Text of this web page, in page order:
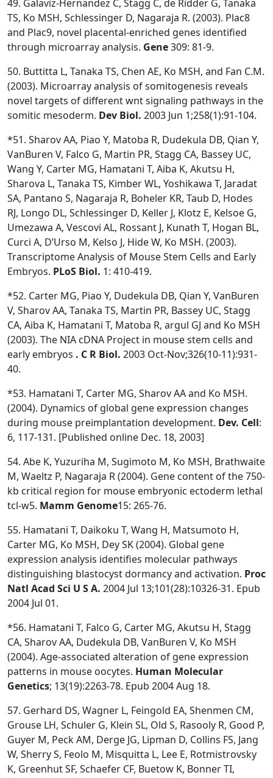
49. Galaviz-Hernandez C, Stagg C, de Ridder G, Tanaka
TS, Ko MSH, Schlessinger D, Nagaraja R. (2003). Plac8
and Plac9, novel placental-enriched genes identified
through microarray analysis. Gene309: 81-9.
50. Buttitta L, Tanaka TS, Chen AE, Ko MSH, and Fan C.M.
(2003). Microarray analysis of somitogenesis reveals
novel targets of different wnt signaling pathways in the
somitic mesoderm. Dev Biol. 2003 Jun 1;258(1):91-104.
*51. Sharov AA, Piao Y, Matoba R, Dudekula DB, Qian Y,
VanBuren V, Falco G, Martin PR, Stagg CA, Bassey UC,
Wang Y, Carter MG, Hamatani T, Aiba K, Akutsu H,
Sharova L, Tanaka TS, Kimber WL, Yoshikawa T, Jaradat
SA, Pantano S, Nagaraja R, Boheler KR, Taub D, Hodes
RJ, Longo DL, Schlessinger D, Keller J, Klotz E, Kelsoe G,
Umezawa A, Vescovi AL, Rossant J, Kunath T, Hogan BL,
Curci A, D’Urso M, Kelso J, Hide W, Ko MSH. (2003).
Transcriptome Analysis of Mouse Stem Cells and Early
Embryos. PLoS Biol. 1: 410-419.
*52. Carter MG, Piao Y, Dudekula DB, Qian Y, VanBuren
V, Sharov AA, Tanaka TS, Martin PR, Bassey UC, Stagg
CA, Aiba K, Hamatani T, Matoba R, argul GJ and Ko MSH
(2003). The NIA cDNA Project in mouse stem cells and
early embryos . C R Biol. 2003 Oct-Nov;326(10-11):931-
40.
*53. Hamatani T, Carter MG, Sharov AA and Ko MSH.
(2004). Dynamics of global gene expression changes
during mouse preimplantation development. Dev. Cell:
6, 117-131. [Published online Dec. 18, 2003]
54. Abe K, Yuzuriha M, Sugimoto M, Ko MSH, Brathwaite
M, Waeltz P, Nagaraja R (2004). Gene content of the 750-
kb critical region for mouse embryonic ectoderm lethal
tcl-w5. Mamm Genome15: 265-76.
55. Hamatani T, Daikoku T, Wang H, Matsumoto H,
Carter MG, Ko MSH, Dey SK (2004). Global gene
expression analysis identifies molecular pathways
distinguishing blastocyst dormancy and activation. Proc
Natl Acad Sci U S A. 2004 Jul 13;101(28):10326-31. Epub
2004 Jul 01.
*56. Hamatani T, Falco G, Carter MG, Akutsu H, Stagg
CA, Sharov AA, Dudekula DB, VanBuren V, Ko MSH
(2004). Age-associated alteration of gene expression
patterns in mouse oocytes. Human Molecular
Genetics; 13(19):2263-78. Epub 2004 Aug 18.
57. Gerhard DS, Wagner L, Feingold EA, Shenmen CM,
Grouse LH, Schuler G, Klein SL, Old S, Rasooly R, Good P,
Guyer M, Peck AM, Derge JG, Lipman D, Collins FS, Jang
W, Sherry S, Feolo M, Misquitta L, Lee E, Rotmistrovsky
K, Greenhut SF, Schaefer CF, Buetow K, Bonner TI,